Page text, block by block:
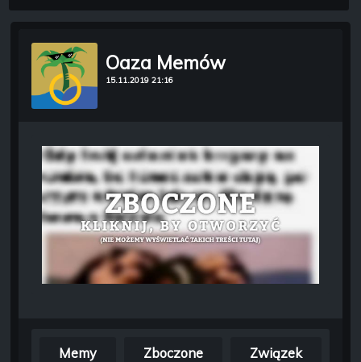
Oaza Memów
15.11.2019 21:16
Memy Zboczone Związek